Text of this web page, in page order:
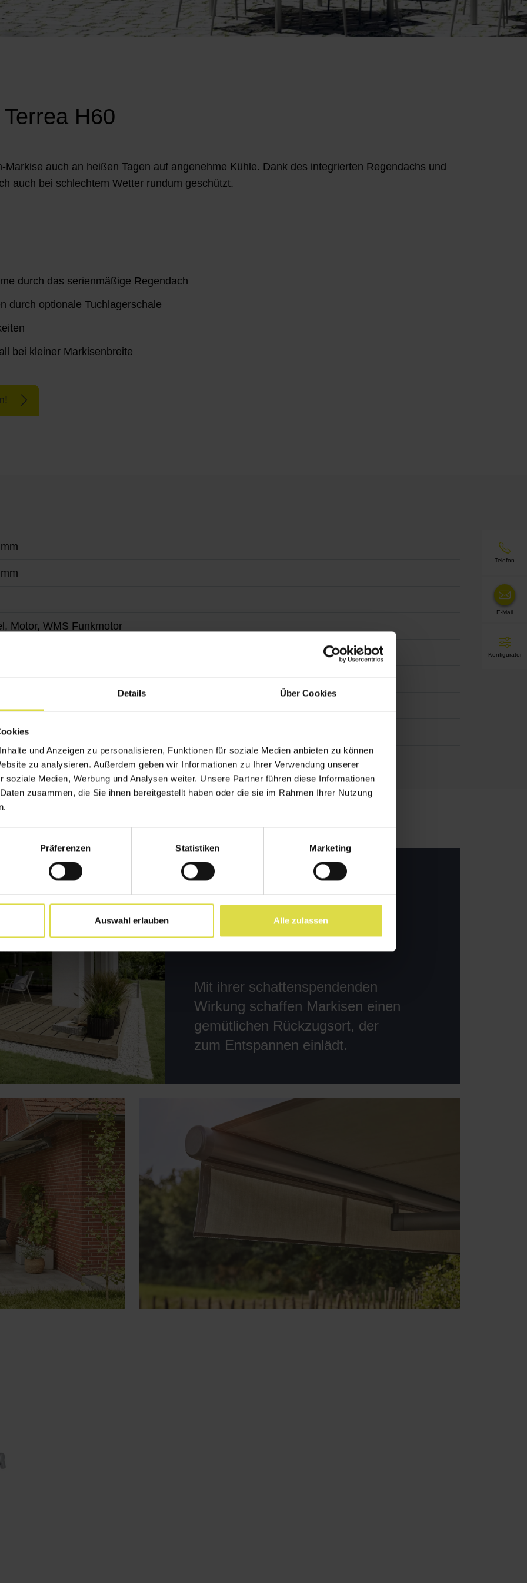
Details Über Cookies
und Anzeigen zu personalisieren, Funktionen für soziale Medien anbieten zu können
zu analysieren. Außerdem geben wir Informationen zu Ihrer Verwendung unserer
soziale Medien, Werbung und Analysen weiter. Unsere Partner führen diese Informationen
zusammen, die Sie ihnen bereitgestellt haben oder die sie im Rahmen Ihrer Nutzung
Präferenzen Statistiken Marketing
Auswahl erlauben Alle zulassen
H60
auch an heißen Tagen auf angenehme Kühle. Dank des integrierten Regendachs und
auch bei schlechtem Wetter rundum geschützt.
durch das serienmäßige Regendach
durch optionale Tuchlagerschale
bei kleiner Markisenbreite
Motor, WMS Funkmotor
durch Kette/Seil, optional Segment
Deckenmontage, Wandmontage
Mit ihrer schattenspendenden
Wirkung schaffen Markisen einen
gemütlichen Rückzugsort, der
zum Entspannen einlädt.
Telefon
E-Mail
Konfigurator